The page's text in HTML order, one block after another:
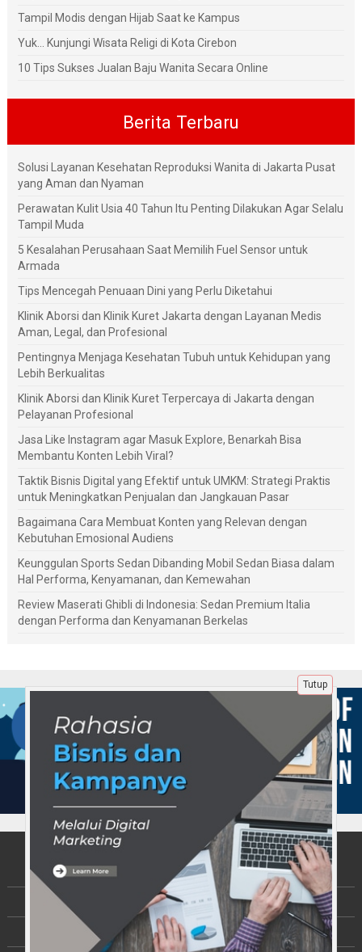
Tampil Modis dengan Hijab Saat ke Kampus
Yuk... Kunjungi Wisata Religi di Kota Cirebon
10 Tips Sukses Jualan Baju Wanita Secara Online
Berita Terbaru
Solusi Layanan Kesehatan Reproduksi Wanita di Jakarta Pusat
yang Aman dan Nyaman
Perawatan Kulit Usia 40 Tahun Itu Penting Dilakukan Agar Selalu
Tampil Muda
5 Kesalahan Perusahaan Saat Memilih Fuel Sensor untuk
Armada
Tips Mencegah Penuaan Dini yang Perlu Diketahui
Klinik Aborsi dan Klinik Kuret Jakarta dengan Layanan Medis
Aman, Legal, dan Profesional
Pentingnya Menjaga Kesehatan Tubuh untuk Kehidupan yang
Lebih Berkualitas
Klinik Aborsi dan Klinik Kuret Terpercaya di Jakarta dengan
Pelayanan Profesional
Jasa Like Instagram agar Masuk Explore, Benarkah Bisa
Membantu Konten Lebih Viral?
Taktik Bisnis Digital yang Efektif untuk UMKM: Strategi Praktis
untuk Meningkatkan Penjualan dan Jangkauan Pasar
Bagaimana Cara Membuat Konten yang Relevan dengan
Kebutuhan Emosional Audiens
Keunggulan Sports Sedan Dibanding Mobil Sedan Biasa dalam
Hal Performa, Kenyamanan, dan Kemewahan
Review Maserati Ghibli di Indonesia: Sedan Premium Italia
dengan Performa dan Kenyamanan Berkelas
Tentang Kami
Berita
Disclaimer
Tutup